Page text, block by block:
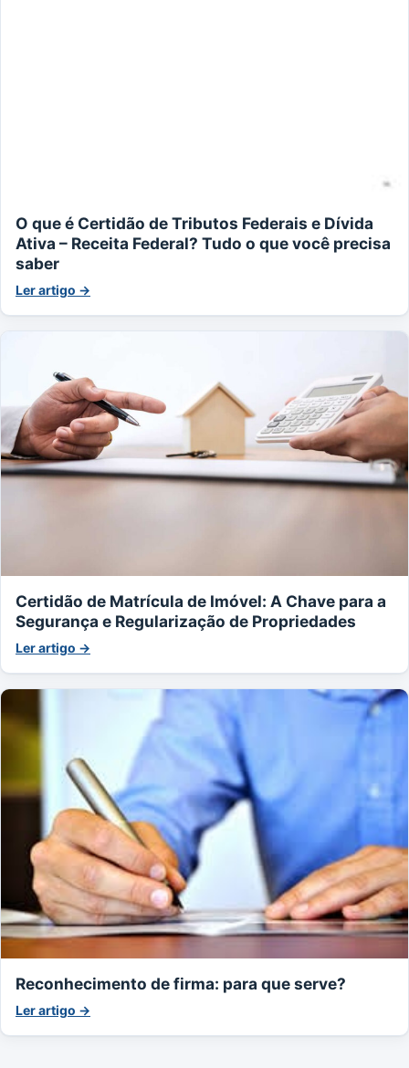
O que é Certidão de Tributos Federais e Dívida
Ativa – Receita Federal? Tudo o que você precisa
saber
Ler artigo →
Certidão de Matrícula de Imóvel: A Chave para a
Segurança e Regularização de Propriedades
Ler artigo →
Reconhecimento de firma: para que serve?
Ler artigo →